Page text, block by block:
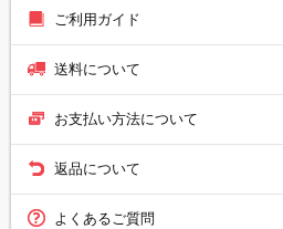
ご利用ガイド
送料について
お支払い方法について
返品について
よくあるご質問